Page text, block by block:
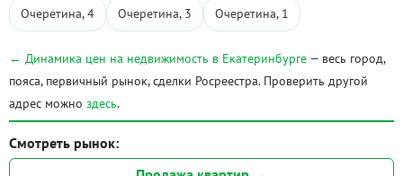
Очеретина, 4 Очеретина, 3 Очеретина, 1
← Динамика цен на недвижимость в Екатеринбурге — весь город,
пояса, первичный рынок, сделки Росреестра. Проверить другой
адрес можно здесь.
Смотреть рынок: